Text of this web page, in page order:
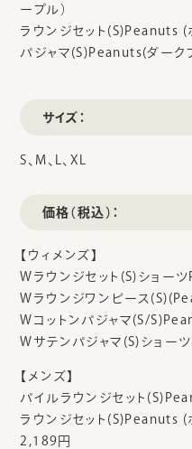
ープル）
ラウンジセット(S)Peanuts (
パジャマ(S)Peanuts(ダーク
サイズ：
S、M、L、XL
価格（税込）：
【ウィメンズ】
Wラウンジセット(S)ショ
Wラウンジワンピース
Wコットンパジャマ(S/
Wサテンパジャマ(S)ショ
【メンズ】
パイルラウンジセット
ラウンジセット(S)Peanuts (
2,189円